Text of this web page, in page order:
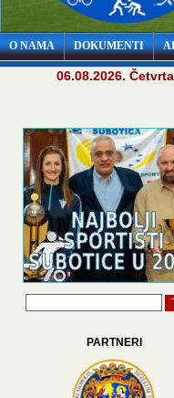
O NAMA DOKUMENTI
06.08.2026.
PARTNERI